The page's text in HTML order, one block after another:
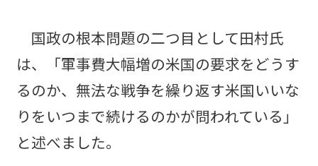
国政の根本問題の二つ目として田村氏
は、「軍事費大幅増の米国の要求をどうす
るのか、無法な戦争を繰り返す米国いいな
りをいつまで続けるのかが問われている」
と述べました。